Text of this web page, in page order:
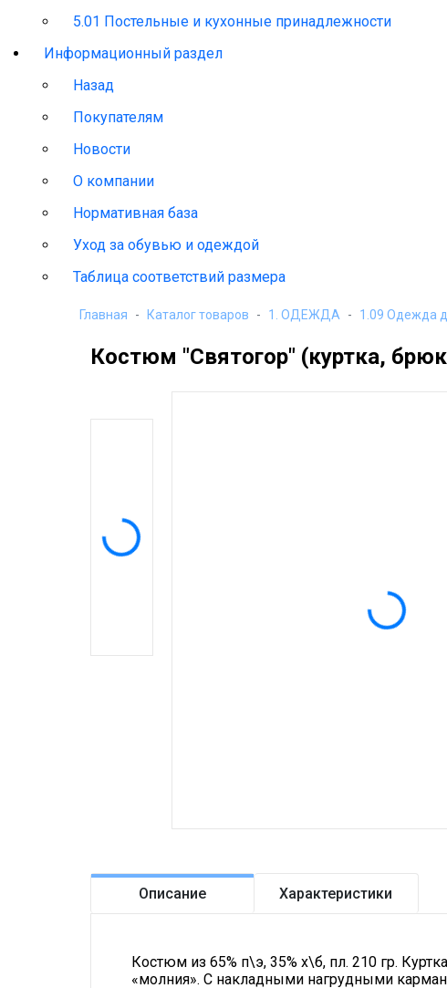
5.01 Постельные и кухонные принадлежности
Информационный раздел
Назад
Покупателям
Новости
О компании
Нормативная база
Уход за обувью и одеждой
Таблица соответствий размера
Главная Каталог товаров 1. ОДЕЖДА 1.09 Одежда
Костюм "Святогор" (куртка,
Описание Характеристики
Костюм из 65% п\э, 35% х\б, пл. 210 гр.
«молния». С накладными нагрудными